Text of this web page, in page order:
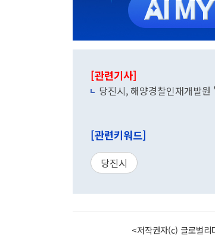
[관련기사]
당진시, 해양경찰인재개발
[관련키워드]
당진시
<저작권자(c) 글로벌